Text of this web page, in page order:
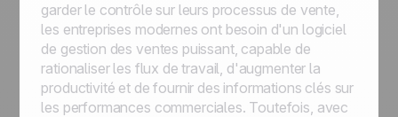
garder le contrôle sur leurs processus de vente,
les entreprises modernes ont besoin d'un logiciel
de gestion des ventes puissant, capable de
rationaliser les flux de travail, d'augmenter la
productivité et de fournir des informations clés sur
les performances commerciales. Toutefois, avec